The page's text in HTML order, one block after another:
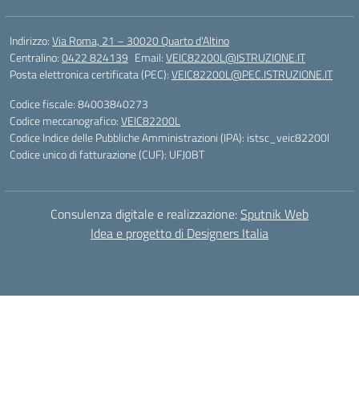
Indirizzo:Via Roma, 21 – 30020 Quarto d'Altino
Centralino:0422 824139 Email:VEIC82200L@ISTRUZIONE.IT
Posta elettronica certificata (PEC):VEIC82200L@PEC.ISTRUZIONE.IT
Codice fiscale: 84003840273
Codice meccanografico:VEIC82200L
Codice Indice delle Pubbliche Amministrazioni (IPA): istsc_veic82200l
Codice unico di fatturazione (CUF): UFJ0BT
Consulenza digitale e realizzazione:Sputnik Web
Idea e progetto di Designers Italia